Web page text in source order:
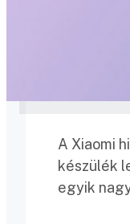
A Xiaomi
készülék
egyik